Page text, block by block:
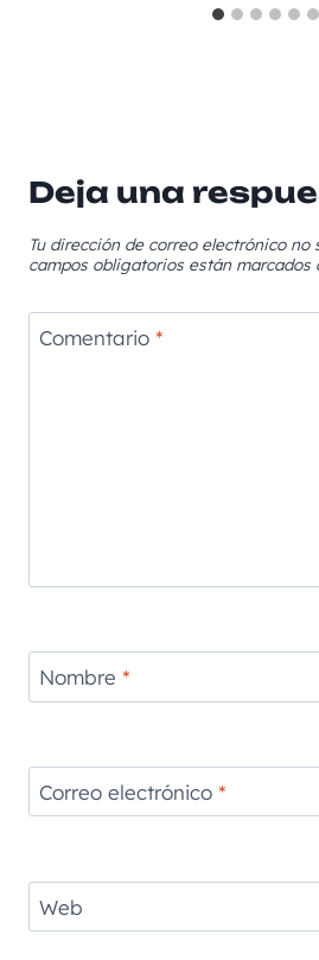
Deja una
Tu dirección de correo electrónico no
campos obligatorios están marcados
Comentario *
Nombre *
Correo electrónico *
Web